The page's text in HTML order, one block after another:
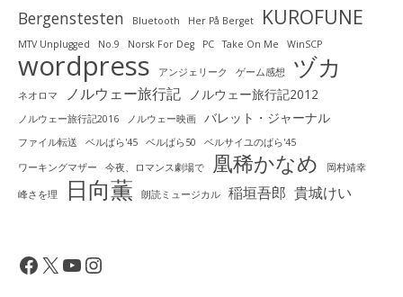
Bergenstesten Bluetooth Her På Berget KUROFUNE
MTV Unplugged No.9 Norsk For Deg PC Take On Me WinSCP
wordpress アンジェリーク ゲーム感想 ヅカ
ネオロマ ノルウェー旅行記 ノルウェー旅行記2012
ノルウェー旅行記2016 ノルウェー映画 バレット・ジャーナル
ファイル転送 ベルばら'45 ベルばら50
ベルサイユのばら'45
ワーキングマザー
今夜、ロマンス劇場で 凰稀かなめ 岡村靖幸
峰さを理 日向薫 朗読ミュージカル 稲垣吾郎 貴城けい
Facebook
X YouTubeInstagram